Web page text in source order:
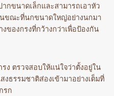
กขนาดเล็กและสามารถเอาหัว
นขณะที่นกขนาดใหญ่อย่างนกมา
ของกรงที่กว้างกว่าเพื่อป้องกัน
ง ตรวจสอบให้แน่ใจว่าตั้งอยู่ใน
ธรรมชาติส่องเข้ามาอย่างเต็มที่
รก